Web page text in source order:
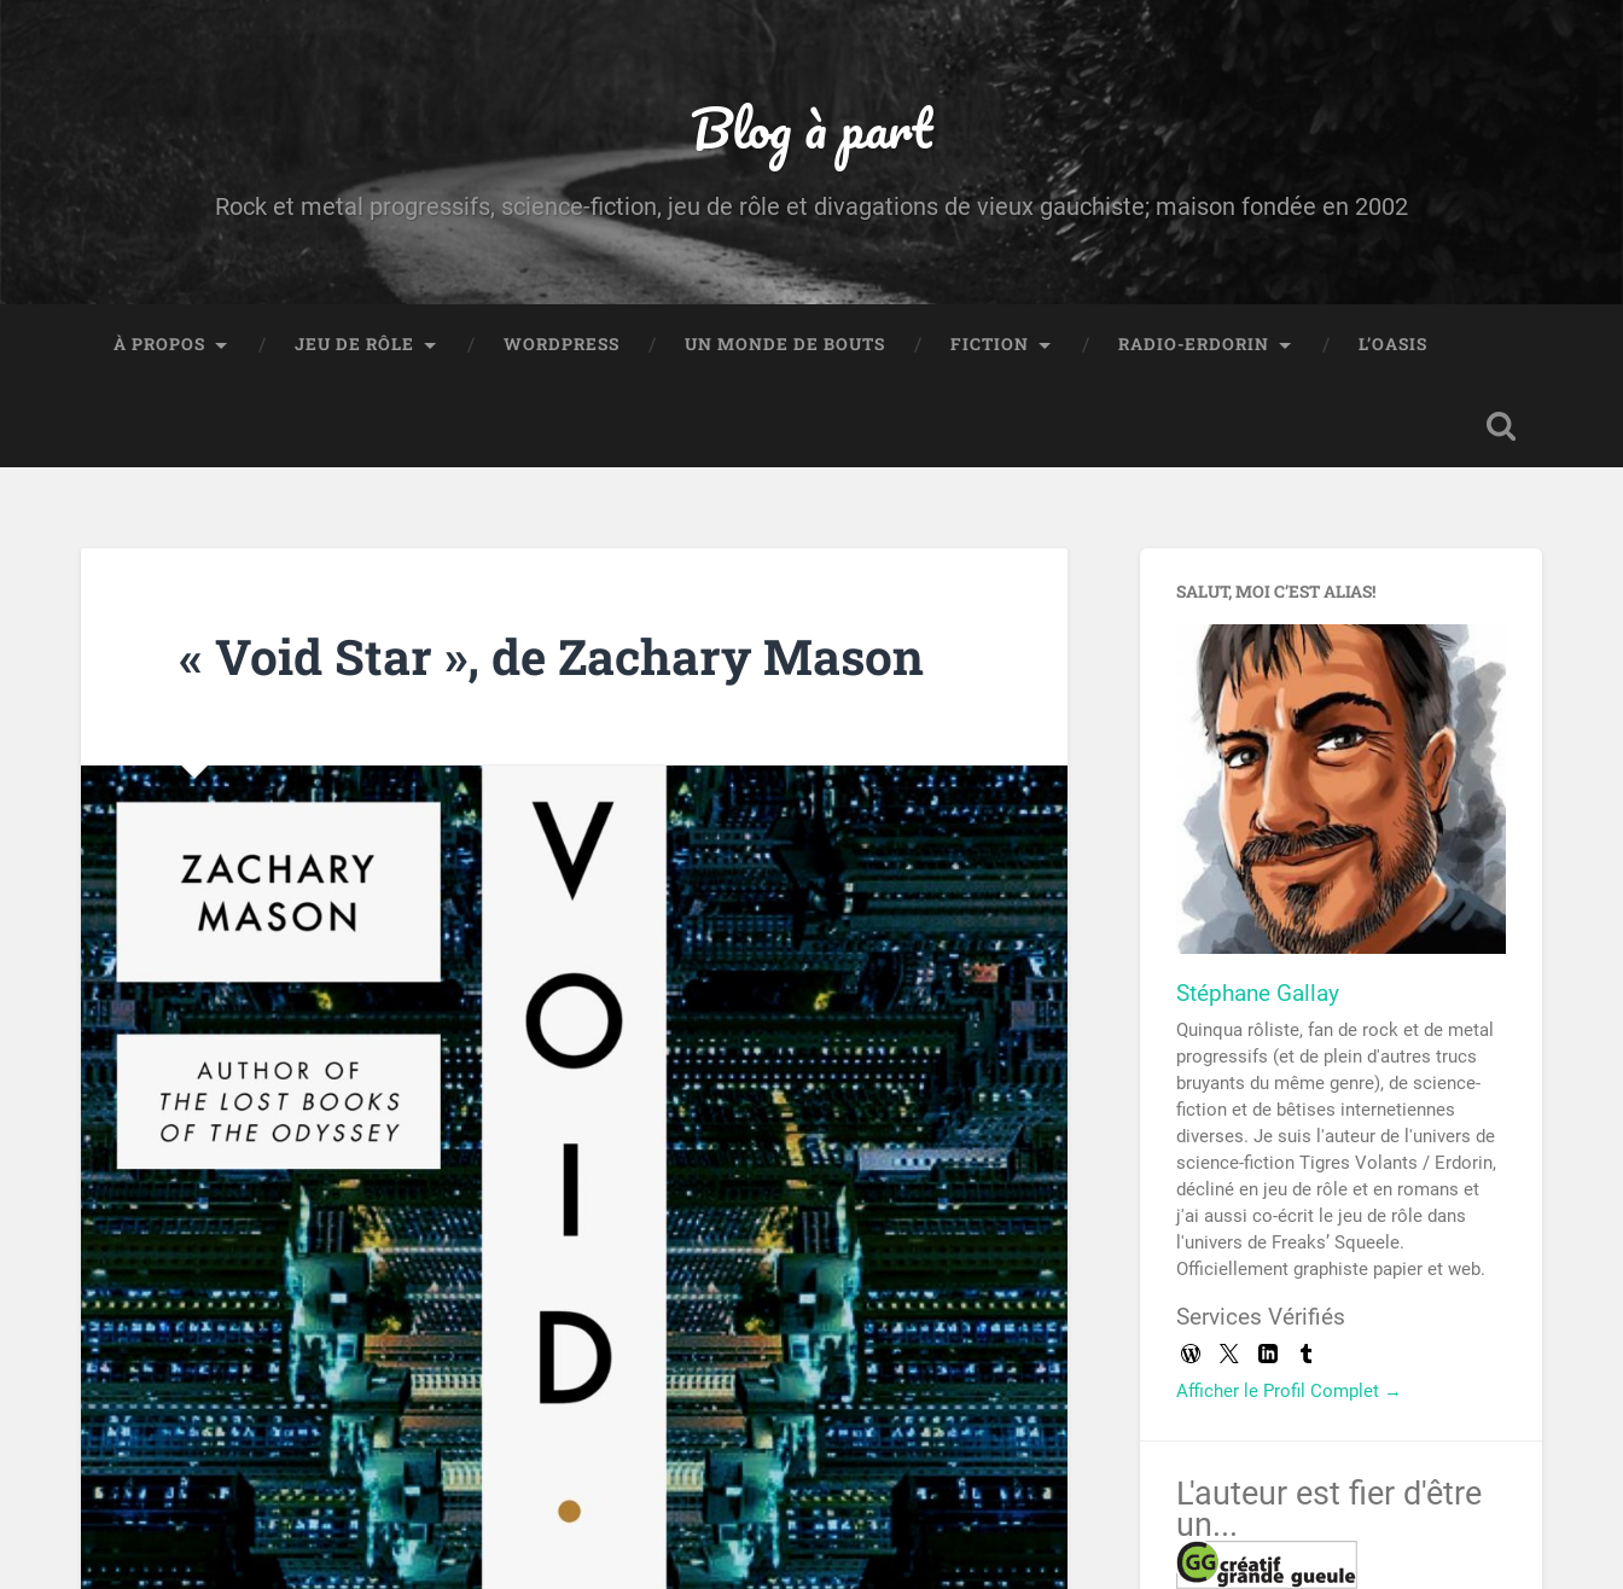
Blog à part
Rock et metal progressifs, science-fiction, jeu de rôle et divagations de vieux gauchiste; maison fondée en 2002
À PROPOS JEU DE RÔLE WORDPRESS UN MONDE DE BOUTS FICTION RADIO-ERDORIN L’OASIS
« Void Star », de Zachary Mason
SALUT, MOI C’EST ALIAS!
Stéphane Gallay
Quinqua rôliste, fan de rock et de metal
progressifs (et de plein d'autres trucs
bruyants du même genre), de science-
fiction et de bêtises internetiennes
diverses. Je suis l'auteur de l'univers de
science-fiction Tigres Volants / Erdorin,
décliné en jeu de rôle et en romans et
j'ai aussi co-écrit le jeu de rôle dans
l'univers de Freaks’ Squeele.
Officiellement graphiste papier et web.
Services Vérifiés
Afficher le Profil Complet →
L'auteur est fier d'être
un...